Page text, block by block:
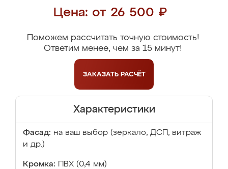
Цена: от 26 500 ₽
Поможем рассчитать точную стоимость!
Ответим менее, чем за 15 минут!
ЗАКАЗАТЬ РАСЧЁТ
Характеристики
Фасад: на ваш выбор (зеркало, ДСП, витраж
и др.)
Кромка: ПВХ (0,4 мм)